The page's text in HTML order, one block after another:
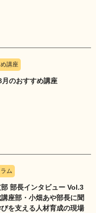
講座
月のおすすめ講座
ム
部長インタビュー Vol.3
講座部・小畑あや部長に聞
びを支える人材育成の現場